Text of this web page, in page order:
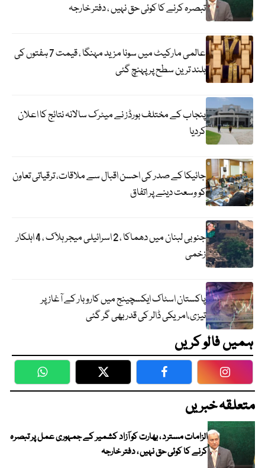
تبصرہ کرنے کا کوئی حق نہیں ، دفتر خارجہ
عالمی مارکیٹ میں سونا مزید مہنگا ، قیمت 7 ہفتوں کی
بلند ترین سطح پر پہنچ گئی
پنجاب کے مختلف بورڈز نے میٹرک سالانہ نتائج کا اعلان
کردیا
جائیکا کے صدر کی احسن اقبال سے ملاقات، ترقیاتی تعاون
کو وسعت دینے پر اتفاق
جنوبی لبنان میں دھماکا ، 2 اسرائیلی میجر ہلاک ، 4 اہلکار
زخمی
پاکستان اسٹاک ایکسچینج میں کاروبار کے آغاز پر
تیزی،امریکی ڈالر کی قدر بھی گر گئی
ہمیں فالو کریں
WhatsApp Twitter Facebook
متعلقہ خبریں
الزامات مسترد ، بھارت کو آزاد کشمیر کے جمہوری عمل پر تبصرہ
کرنے کا کوئی حق نہیں ، دفتر خارجہ